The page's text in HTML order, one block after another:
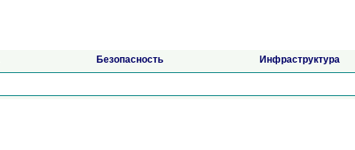
Безопасность Инфраструктура